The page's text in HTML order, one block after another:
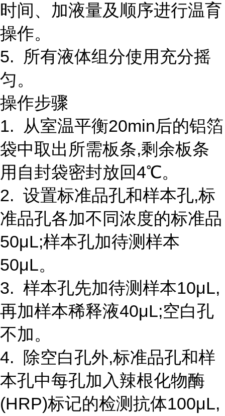
时间、加液量及顺序进行温育
操作。
5. 所有液体组分使用充分摇
匀。
操作步骤
1. 从室温平衡20min后的铝箔
袋中取出所需板条,剩余板条
用自封袋密封放回4℃。
2. 设置标准品孔和样本孔,标
准品孔各加不同浓度的标准品
50μL;样本孔加待测样本
50μL。
3. 样本孔先加待测样本10μL,
再加样本稀释液40μL;空白孔
不加。
4. 除空白孔外,标准品孔和样
本孔中每孔加入辣根化物酶
(HRP)标记的检测抗体100μL,